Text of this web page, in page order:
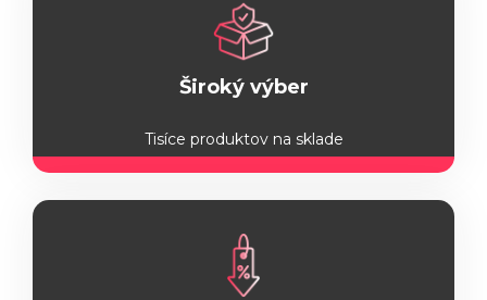
Široký výber
Tisíce produktov na sklade